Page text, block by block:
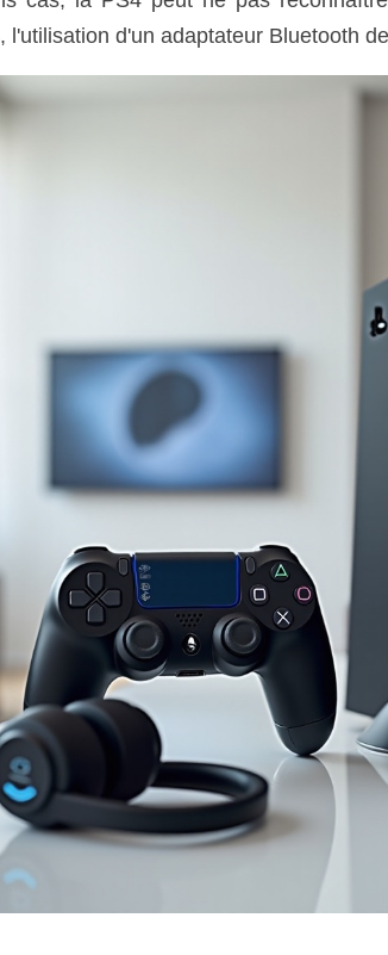
l'utilisation d'un adaptateur Bluetooth